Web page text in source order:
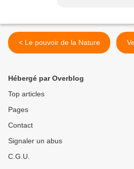
< Le pouvoir de la Nature
Hébergé par Overblog
Top articles
Pages
Contact
Signaler un abus
C.G.U.